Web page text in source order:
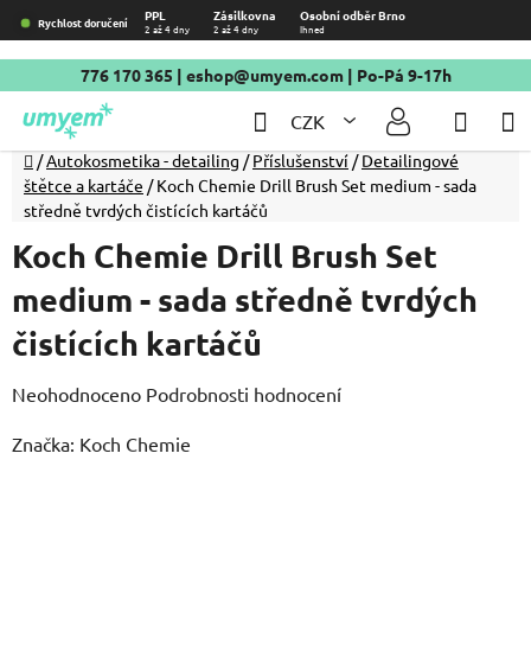
Přejít
na
obsah
Rychlost doručení PPL Zásilkovna Osobní odběr Brno
2 až 4 dny 2 až 4 dny Ihned
776 170 365 | eshop@umyem.com| Po-Pá 9-17h
CZK
Hledat
Domů
/Autokosmetika - detailing / Příslušenství / Detailingové
štětce a kartáče / Koch Chemie Drill Brush Set medium - sada
středně tvrdých čistících kartáčů
Koch Chemie Drill Brush Set
medium - sada středně tvrdých
čistících kartáčů
Průměrné
produktu
Neohodnoceno Podrobnosti hodnocení
Značka: Koch Chemie